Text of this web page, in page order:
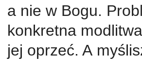
a nie w Bogu.
konkretna
jej oprzeć. A